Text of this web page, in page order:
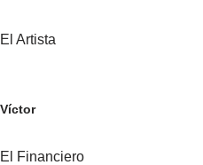
El Artista
Víctor
El Financiero